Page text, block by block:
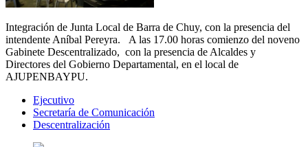
Integración de Junta Local de Barra de Chuy, con la presencia del
intendente Aníbal Pereyra. A las 17.00 horas comienzo del noveno
Gabinete Descentralizado, con la presencia de Alcaldes y
Directores del Gobierno Departamental, en el local de
AJUPENBAYPU.
Ejecutivo
Secretaría de Comunicación
Descentralización